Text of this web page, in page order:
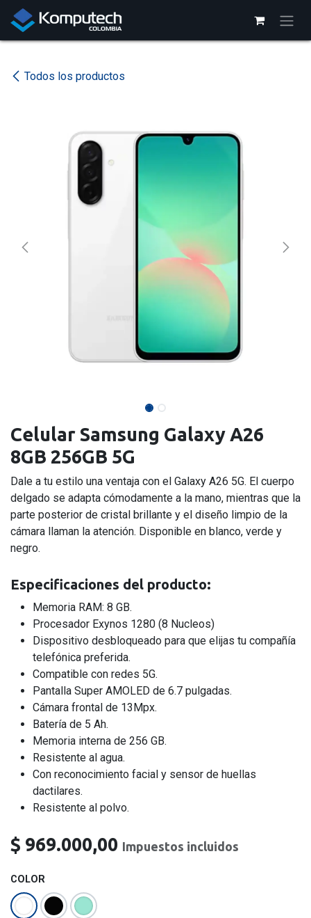
Ir al contenido
Todos los productos
Celular Samsung Galaxy A26
8GB 256GB 5G
Dale a tu estilo una ventaja con el Galaxy A26 5G. El cuerpo
delgado se adapta cómodamente a la mano, mientras que la
parte posterior de cristal brillante y el diseño limpio de la
cámara llaman la atención. Disponible en blanco, verde y
negro.
Especificaciones del producto:
Memoria RAM: 8 GB.
Procesador Exynos 1280 (8 Nucleos)
Dispositivo desbloqueado para que elijas tu compañía
telefónica preferida.
Compatible con redes 5G.
Pantalla Super AMOLED de 6.7 pulgadas.
Cámara frontal de 13Mpx.
Batería de 5 Ah.
Memoria interna de 256 GB.
Resistente al agua.
Con reconocimiento facial y sensor de huellas
dactilares.
Resistente al polvo.
$ 969.000,00 Impuestos incluidos
COLOR